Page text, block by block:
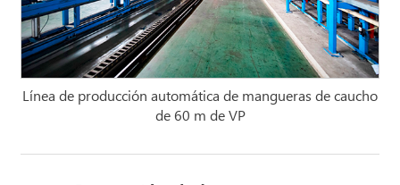
Línea de producción automática de mangueras de caucho
de 60 m de VP